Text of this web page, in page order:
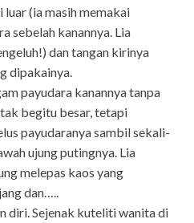
luar (ia masih memakai
sebelah kanannya. Lia
dan tangan kirinya
dipakainya.
payudara kanannya tanpa
begitu besar, tetapi
payudaranya sambil sekali-
ujung putingnya. Lia
melepas kaos yang
dan…..
diri. Sejenak kuteliti wanita di